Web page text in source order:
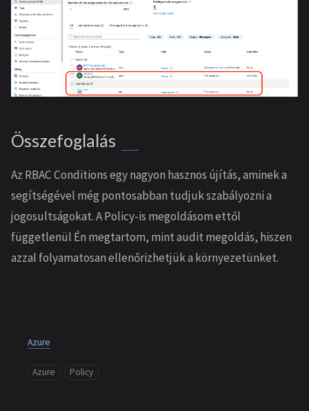
Összefoglalás
Az RBAC Conditions egy nagyon hasznos újítás, aminek a
segítségével még pontosabban tudjuk szabályozni a
jogosultságokat. A Policy-is megoldásom ettől
függetlenül Én megtartom, mint audit megoldás, hiszen
azzal folyamatosan ellenőrizhetjük a környezetünket.
Azure
Azure Policy